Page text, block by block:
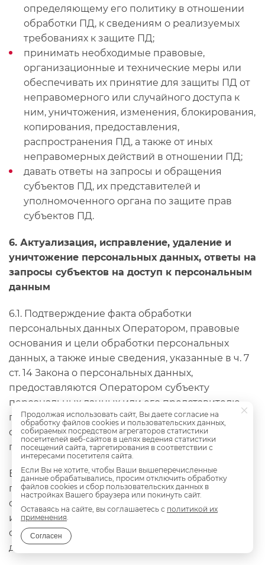
определяющему его политику в отношении
обработки ПД, к сведениям о реализуемых
требованиях к защите ПД;
принимать необходимые правовые,
организационные и технические меры или
обеспечивать их принятие для защиты ПД от
неправомерного или случайного доступа к
ним, уничтожения, изменения, блокирования,
копирования, предоставления,
распространения ПД, а также от иных
неправомерных действий в отношении ПД;
давать ответы на запросы и обращения
субъектов ПД, их представителей и
уполномоченного органа по защите прав
субъектов ПД.
6. Актуализация, исправление, удаление и
уничтожение персональных данных, ответы на
запросы субъектов на доступ к персональным
данным
6.1. Подтверждение факта обработки
персональных данных Оператором, правовые
основания и цели обработки персональных
данных, а также иные сведения, указанные в ч. 7
ст. 14 Закона о персональных данных,
предоставляются Оператором субъекту
персональных данных или его представителю
при обращении либо при получении запроса
субъекта персональных данных или его
представителя.
В предоставляемые сведения не включаются
персональные данные, относящиеся к другим
субъектам персональных данных, за
исключением случаев, когда имеются законные
основания для раскрытия таких персональных
данных.
Продолжая использовать сайт, Вы даете согласие на
обработку файлов cookies и пользовательских данных,
собираемых посредством агрегаторов статистики
посетителей веб-сайтов в целях ведения статистики
посещений сайта, таргетирования в соответствии с
интересами посетителя сайта.
Если Вы не хотите, чтобы Ваши вышеперечисленные
данные обрабатывались, просим отключить обработку
файлов cookies и сбор пользовательских данных в
настройках Вашего браузера или покинуть сайт.
Оставаясь на сайте, вы соглашаетесь с политикой их
применения.
Согласен